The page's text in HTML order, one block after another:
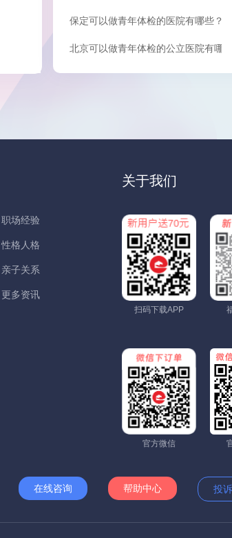
保定可以做青年体检的医院有哪些？
北京可以做青年体检的公立医院有哪
职场经验
性格人格
亲子关系
更多资讯
关于我们
扫码下载APP
官方微信
在线咨询 帮助中心 投